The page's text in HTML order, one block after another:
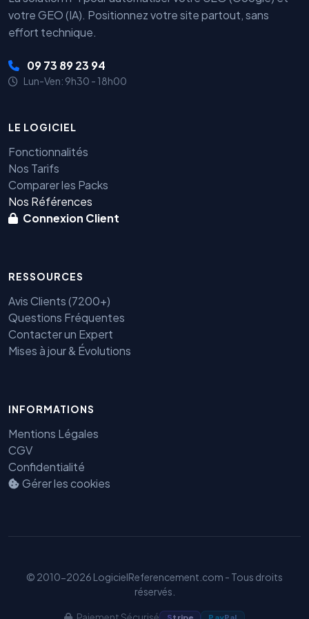
votre GEO (IA). Positionnez votre site partout, sans
effort technique.
09 73 89 23 94
Lun-Ven: 9h30 - 18h00
LE LOGICIEL
Fonctionnalités
Nos Tarifs
Comparer les Packs
Nos Références
Connexion Client
RESSOURCES
Avis Clients (7200+)
Questions Fréquentes
Contacter un Expert
Mises à jour & Évolutions
INFORMATIONS
Mentions Légales
CGV
Confidentialité
Gérer les cookies
© 2010-2026 LogicielReferencement.com - Tous droits
réservés.